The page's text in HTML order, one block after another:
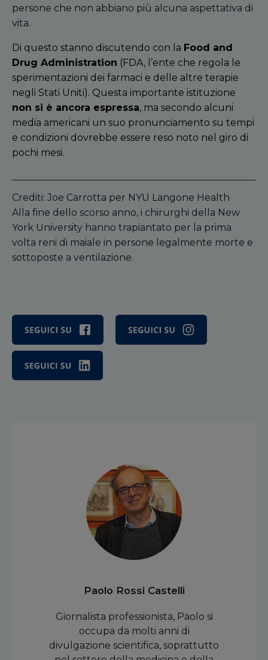
persone che non abbiano più alcuna aspettativa di
vita.
Di questo stanno discutendo con la Food and
Drug Administration (FDA, l ’ente che regola le
sperimentazioni dei farmaci e delle altre terapie
negli Stati Uniti). Questa importante istituzione
non si è ancora espressa, ma secondo alcuni
media americani un suo pronunciamento su tempi
e condizioni dovrebbe essere reso noto nel giro di
pochi mesi.
Crediti: Joe Carrotta per NYU Langone Health
Alla fine dello scorso anno, i chirurghi della New
York University hanno trapiantato per la prima
volta reni di maiale in persone legalmente morte e
sottoposte a ventilazione.
Paolo Rossi Castelli
Giornalista professionista, Paolo si
occupa da molti anni di
divulgazione scientifica, soprattutto